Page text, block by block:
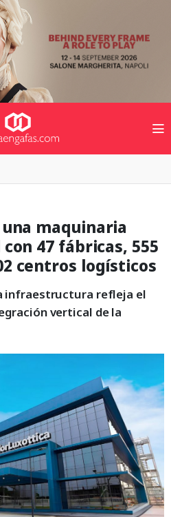
maquinaria
47 fábricas, 555
centros logísticos
infraestructura refleja el
vertical de la